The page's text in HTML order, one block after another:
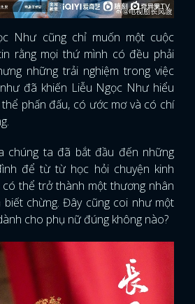
Như cũng chỉ muốn một cuộc
rằng mọi thứ mình có đều phải
những trải nghiệm trong việc
như đã khiến Liễu Ngọc Như hiểu
phấn đấu, có ước mơ và có chí
chúng ta đã bắt đầu đến những
để từ từ học hỏi chuyện kinh
thể trở thành một thương nhân
biết chừng. Đây cũng coi như một
cho phụ nữ đúng không nào?